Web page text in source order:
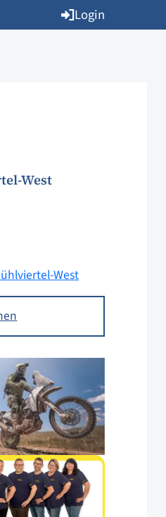
Login
West
West